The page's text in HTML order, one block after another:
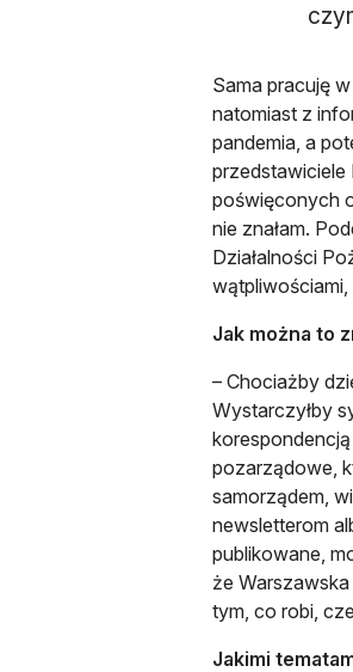
Sama pracuję
natomiast z
pandemia, a
przedstawiciele
poświęconych
nie znałam.
Działalności
wątpliwościami,
Jak można to
– Chociażby
Wystarczyłby
pozarządowe,
samorządem,
newsletterom
publikowane,
że
tym, co robi,
Jakimi